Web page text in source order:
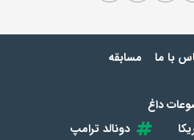
با ما مسابقه
داغ
دونالد ترامپ